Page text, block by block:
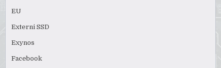
EU
Externi SSD
Exynos
Facebook